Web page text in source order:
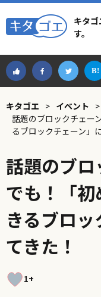
キタ
す。
キタゴエ > イベント >
話題のブロックチェー
るブロックチェーン」
話題のブ
でも！「
きるブロ
てきた！
1+